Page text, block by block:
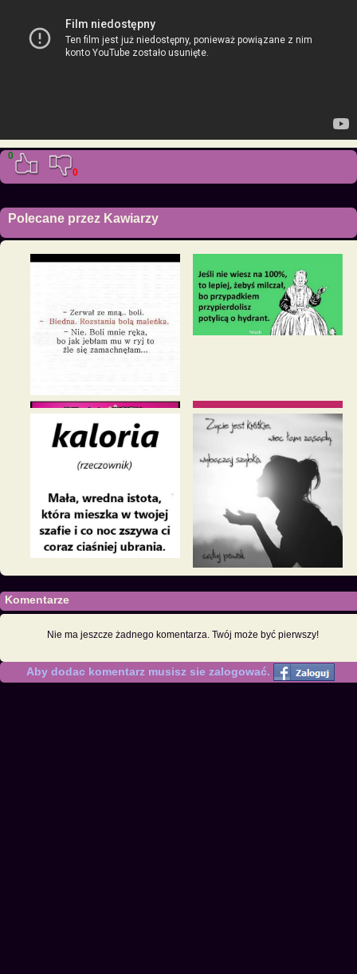
0
0
Polecane przez Kawiarzy
Komentarze
Nie ma jeszcze żadnego komentarza. Twój może być pierwszy!
Aby dodac komentarz musisz sie zalogować.